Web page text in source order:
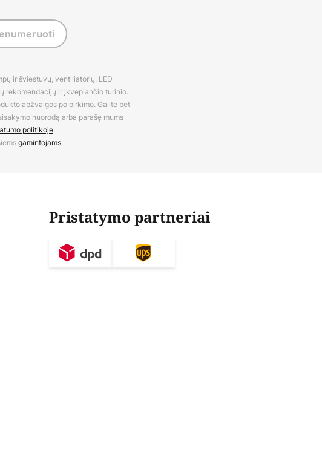
ir šviestuvų, ventiliatorių, LED
rekomendacijų ir įkvepiančio turinio.
apžvalgos po pirkimo. Galite bet
nuorodą arba parašę mums
politikoje.
gamintojams.
Pristatymo partneriai